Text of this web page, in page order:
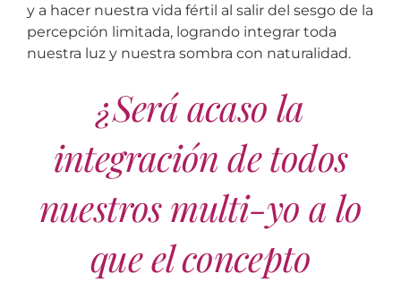
y a hacer nuestra vida fértil al salir del sesgo de la
percepción limitada, logrando integrar toda
nuestra luz y nuestra sombra con naturalidad.
¿Será acaso la
integración de todos
nuestros multi-yo a lo
que el concepto